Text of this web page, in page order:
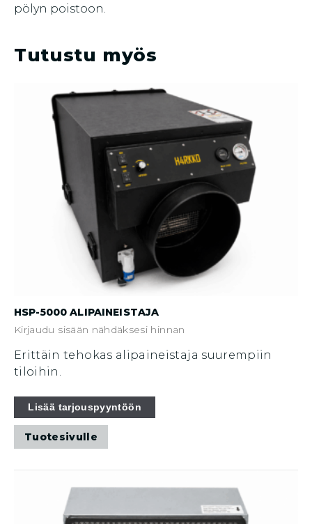
pölyn poistoon.
Tutustu myös
HSP-5000 ALIPAINEISTAJA
Kirjaudu sisään nähdäksesi hinnan
Erittäin tehokas alipaineistaja suurempiin
tiloihin.
Lisää tarjouspyyntöön
Tuotesivulle